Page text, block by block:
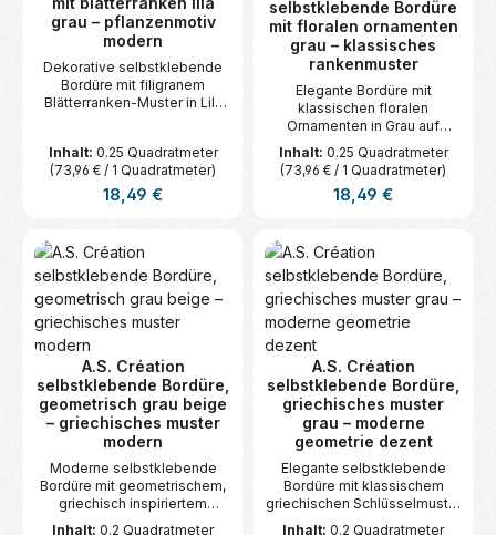
grau – pflanzenmotiv
modern
Dekorative selbstklebende
Bordüre mit filigranem
Blätterranken-Muster in Lila
Wandgestaltung. Maße: 5 m x
0,05 m.
Inhalt: 0.25 Quadratmeter
(73,96 € / 1 Quadratmeter)
Regulärer Preis:
18,49 €
selbstklebende Bordüre
mit floralen ornamenten
grau – klassisches
rankenmuster
Elegante Bordüre mit
klassischen floralen
Ornamenten in Grau auf
hellem Hintergrund.
Selbstklebend und einfach
anzubringen. Maße: 5 m x
0,05 m.
Inhalt: 0.25 Quadratmeter
(73,96 € / 1 Quadratmeter)
Regulärer Preis:
18,49 €
A.S. Création
selbstklebende Bordüre,
geometrisch grau beige
– griechisches muster
modern
Moderne selbstklebende
Bordüre mit geometrischem,
griechisch inspiriertem
Inhalt: 0.2 Quadratmeter
A.S. Création
selbstklebende Bordüre,
griechisches muster
grau – moderne
geometrie dezent
Elegante selbstklebende
Bordüre mit klassischem
griechischen Schlüsselmuster
Inhalt: 0.2 Quadratmeter